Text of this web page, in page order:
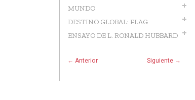
MUNDO
DESTINO GLOBAL: FLAG
ENSAYO DE L. RONALD HUBBARD
← Anterior Siguiente →